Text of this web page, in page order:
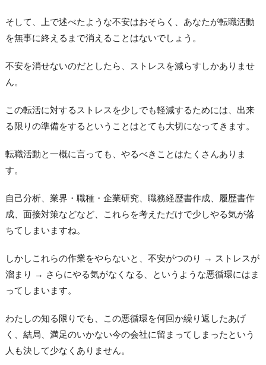
そして、上で述べたような不安はおそらく、あなたが転職活動
を無事に終えるまで消えることはないでしょう。
不安を消せないのだとしたら、ストレスを減らすしかありませ
ん。
この転活に対するストレスを少しでも軽減するためには、出来
る限りの準備をするということはとても大切になってきます。
転職活動と一概に言っても、やるべきことはたくさんありま
す。
自己分析、業界・職種・企業研究、職務経歴書作成、履歴書作
成、面接対策などなど、これらを考えただけで少しやる気が落
ちてしまいますね。
しかしこれらの作業をやらないと、不安がつのり → ストレスが
溜まり → さらにやる気がなくなる、というような悪循環にはま
ってしまいます。
わたしの知る限りでも、この悪循環を何回か繰り返したあげ
く、結局、満足のいかない今の会社に留まってしまったという
人も決して少なくありません。